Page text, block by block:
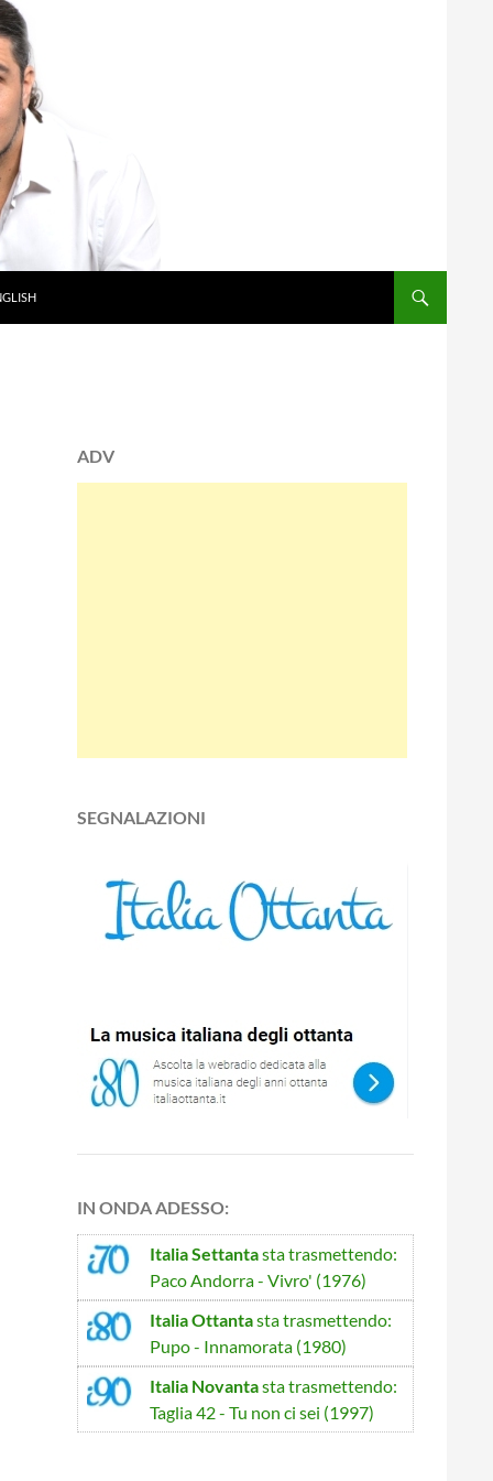
ADV
SEGNALAZIONI
IN ONDA ADESSO:
Italia Settantasta trasmettendo:
Paco Andorra - Vivro' (1976)
Italia Ottantasta trasmettendo:
Pupo - Innamorata (1980)
Italia Novantasta trasmettendo:
Taglia 42 - Tu non ci sei (1997)